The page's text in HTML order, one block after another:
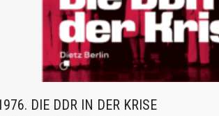
DIE DDR IN DER KRISE